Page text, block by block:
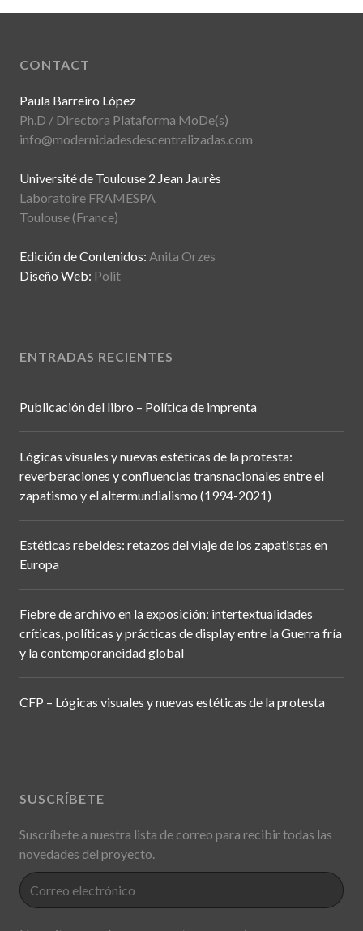
CONTACT
Paula Barreiro López
Ph.D / Directora Plataforma MoDe(s)
info@modernidadesdescentralizadas.com
Université de Toulouse 2 Jean Jaurès
Laboratoire FRAMESPA
Toulouse (France)
Edición de Contenidos: Anita Orzes
Diseño Web: Polit
ENTRADAS RECIENTES
Publicación del libro – Política de imprenta
Lógicas visuales y nuevas estéticas de la protesta:
reverberaciones y confluencias transnacionales entre el
zapatismo y el altermundialismo (1994-2021)
Estéticas rebeldes: retazos del viaje de los zapatistas en
Europa
Fiebre de archivo en la exposición: intertextualidades
críticas, políticas y prácticas de display entre la Guerra fría
y la contemporaneidad global
CFP – Lógicas visuales y nuevas estéticas de la protesta
SUSCRÍBETE
Suscríbete a nuestra lista de correo para recibir todas las
novedades del proyecto.